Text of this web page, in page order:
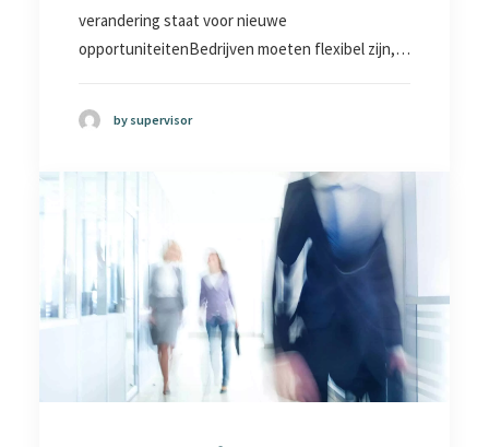
verandering staat voor nieuwe
opportuniteitenBedrijven moeten flexibel zijn,…
by supervisor